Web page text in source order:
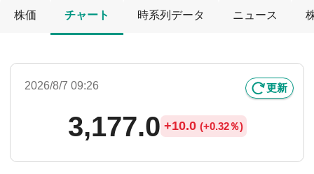
株価 チャート 時系列データ ニュース
2026/8/7 09:26 更新
3,177.0 +10.0 (+0.32％)